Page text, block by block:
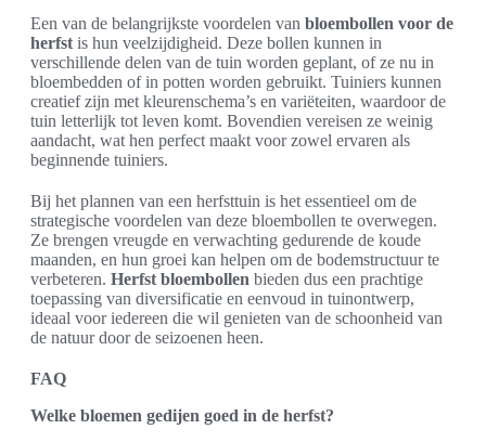
Een van de belangrijkste voordelen van bloembollen voor de
herfst is hun veelzijdigheid. Deze bollen kunnen in
verschillende delen van de tuin worden geplant, of ze nu in
bloembedden of in potten worden gebruikt. Tuiniers kunnen
creatief zijn met kleurenschema’s en variëteiten, waardoor de
tuin letterlijk tot leven komt. Bovendien vereisen ze weinig
aandacht, wat hen perfect maakt voor zowel ervaren als
beginnende tuiniers.
Bij het plannen van een herfsttuin is het essentieel om de
strategische voordelen van deze bloembollen te overwegen.
Ze brengen vreugde en verwachting gedurende de koude
maanden, en hun groei kan helpen om de bodemstructuur te
verbeteren. Herfst bloembollen bieden dus een prachtige
toepassing van diversificatie en eenvoud in tuinontwerp,
ideaal voor iedereen die wil genieten van de schoonheid van
de natuur door de seizoenen heen.
FAQ
Welke bloemen gedijen goed in de herfst?